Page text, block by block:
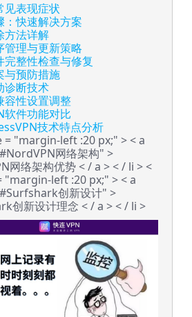
见表现症状
：快速解决方案
方法详解
管理与更新策略
完整性检查与修复
与预防措施
诊断技术
容性设置调整
软件功能对比
技术特点分析
= "margin-left :20 px;" > < a
网络架构" >
网络架构优势 < / a > < / li > <
"margin-left :20 px;" > < a
创新设计" >
创新设计理念 < / a > < / li >